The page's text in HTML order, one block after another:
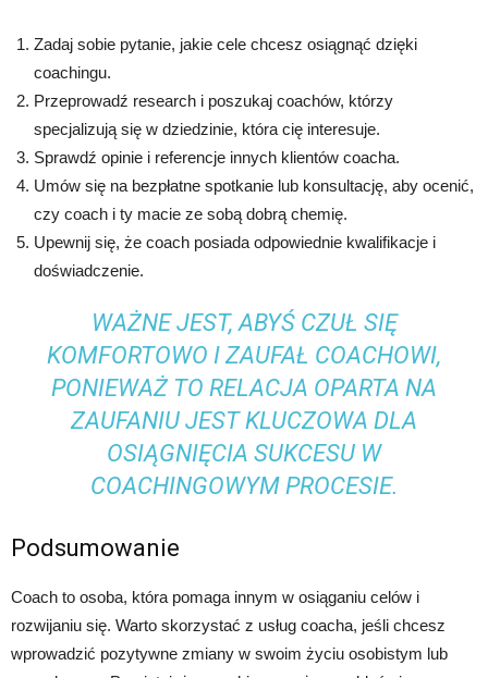
Zadaj sobie pytanie, jakie cele chcesz osiągnąć dzięki
coachingu.
Przeprowadź research i poszukaj coachów, którzy
specjalizują się w dziedzinie, która cię interesuje.
Sprawdź opinie i referencje innych klientów coacha.
Umów się na bezpłatne spotkanie lub konsultację, aby ocenić,
czy coach i ty macie ze sobą dobrą chemię.
Upewnij się, że coach posiada odpowiednie kwalifikacje i
doświadczenie.
WAŻNE JEST, ABYŚ CZUŁ SIĘ
KOMFORTOWO I ZAUFAŁ COACHOWI,
PONIEWAŻ TO RELACJA OPARTA NA
ZAUFANIU JEST KLUCZOWA DLA
OSIĄGNIĘCIA SUKCESU W
COACHINGOWYM PROCESIE.
Podsumowanie
Coach to osoba, która pomaga innym w osiąganiu celów i
rozwijaniu się. Warto skorzystać z usług coacha, jeśli chcesz
wprowadzić pozytywne zmiany w swoim życiu osobistym lub